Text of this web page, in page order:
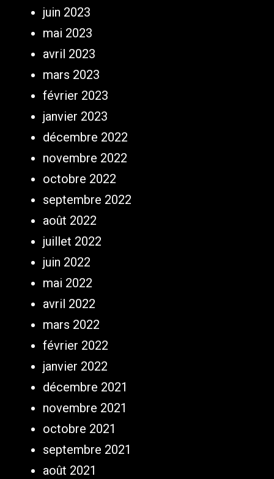
juin 2023
mai 2023
avril 2023
mars 2023
février 2023
janvier 2023
décembre 2022
novembre 2022
octobre 2022
septembre 2022
août 2022
juillet 2022
juin 2022
mai 2022
avril 2022
mars 2022
février 2022
janvier 2022
décembre 2021
novembre 2021
octobre 2021
septembre 2021
août 2021